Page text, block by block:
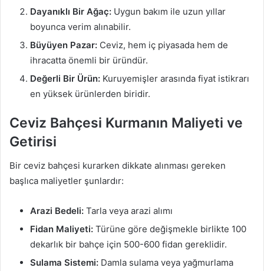
Dayanıklı Bir Ağaç: Uygun bakım ile uzun yıllar
boyunca verim alınabilir.
Büyüyen Pazar: Ceviz, hem iç piyasada hem de
ihracatta önemli bir üründür.
Değerli Bir Ürün: Kuruyemişler arasında fiyat istikrarı
en yüksek ürünlerden biridir.
Ceviz Bahçesi Kurmanın Maliyeti ve
Getirisi
Bir ceviz bahçesi kurarken dikkate alınması gereken
başlıca maliyetler şunlardır:
Arazi Bedeli: Tarla veya arazi alımı
Fidan Maliyeti: Türüne göre değişmekle birlikte 100
dekarlık bir bahçe için 500-600 fidan gereklidir.
Sulama Sistemi: Damla sulama veya yağmurlama